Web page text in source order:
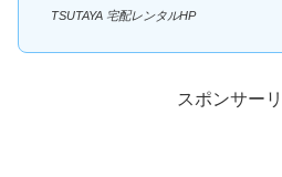
TSUTAYA 宅配レンタルHP
スポンサー